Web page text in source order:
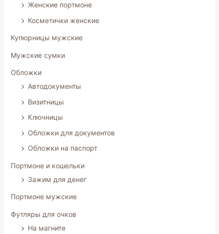
Женские портмоне
Косметички женские
Купюрницы мужские
Мужские сумки
Обложки
Автодокументы
Визитницы
Ключницы
Обложки для документов
Обложки на паспорт
Портмоне и кошельки
Зажим для денег
Портмоне мужские
Футляры для очков
На магните